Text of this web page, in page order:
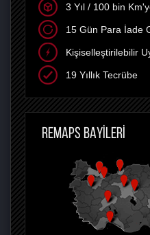
3 Yıl / 100 bin
15 Gün Para İade
Kişiselleştirilebilir
19 Yıllık Tecrübe
REMAPS BAYİLERİ